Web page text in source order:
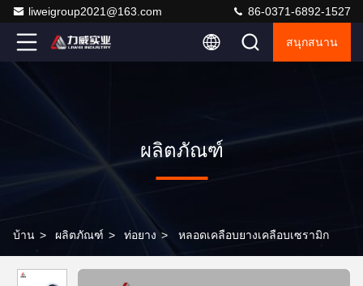
liweigroup2021@163.com 86-0371-6892-1527
สนุกสนาน
ผลิตภัณฑ์
บ้าน > ผลิตภัณฑ์ > ท่อยาง > หลอดเคลือบยางเคลือบเซรามิก